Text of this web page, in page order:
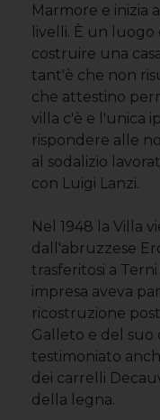
Marmore e inizia
livelli. È un
costruire una
tant'è che non
che attestino
villa c'è e l'unica
rispondere alle
al sodalizio
con Luigi Lanzi.
Nel 1948 la Villa
dall'abruzzese
trasferitosi a
impresa aveva
ricostruzione
Galleto e del suo
testimoniato
dei carrelli
della legna.